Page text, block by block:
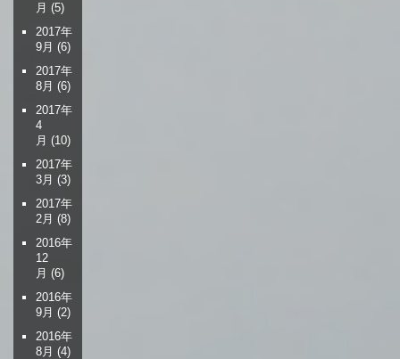
月 (5)
2017年
9月 (6)
2017年
8月 (6)
2017年
4
月 (10)
2017年
3月 (3)
2017年
2月 (8)
2016年
12
月 (6)
2016年
9月 (2)
2016年
8月 (4)